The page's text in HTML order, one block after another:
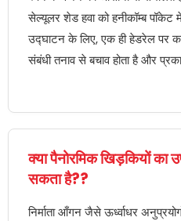
सेल्यूलर शेड हवा को हनीकॉम्ब
उद्घाटन के लिए, एक ही हेडरेल पर
संबंधी तनाव से बचाव होता है और
क्या पैनोरमिक खिड़कियों का
सकता है??
निर्माता आँगन जैसे ऊर्ध्वाधर